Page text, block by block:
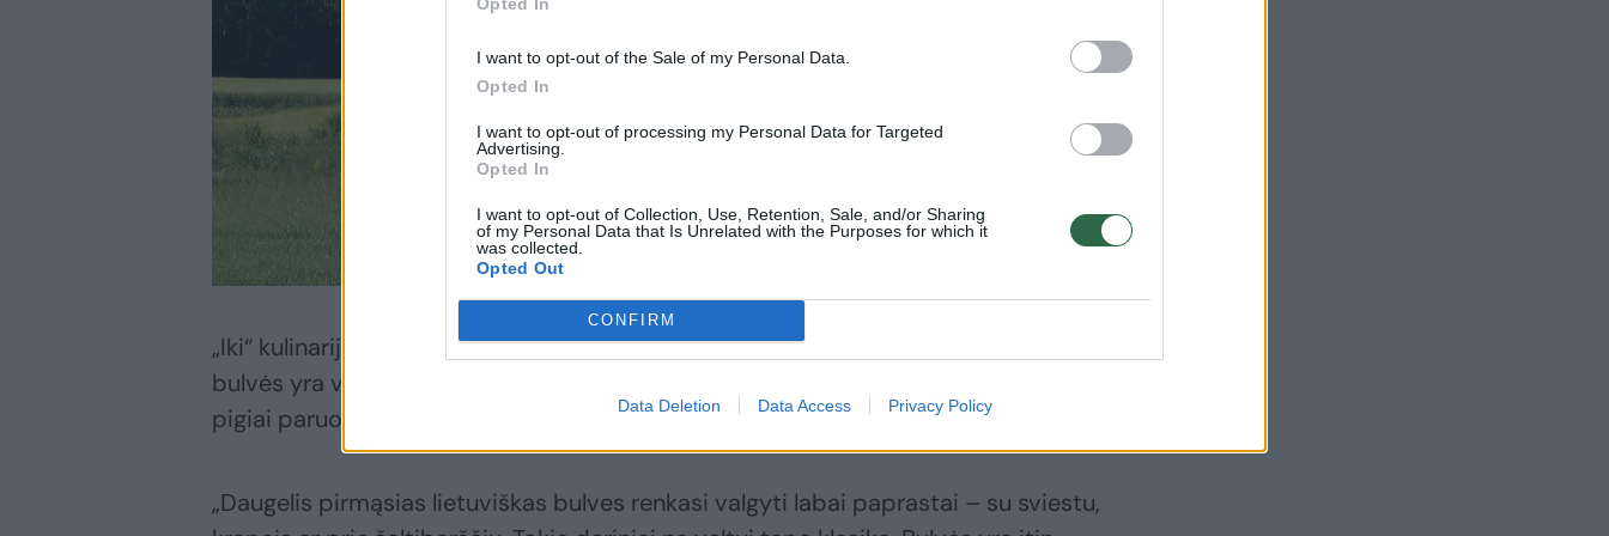
I want to opt-out of the Sale of my Personal Data.
Opted In
I want to opt-out of processing my Personal Data for Targeted
Advertising.
Opted In
I want to opt-out of Collection, Use, Retention, Sale, and/or Sharing
of my Personal Data that Is Unrelated with the Purposes for which it
was collected.
Opted Out
CONFIRM
Data Deletion Data Access Privacy Policy
„Iki“ kulinarijos šefė Jolita Tamoševičienė pastebi, kad šviežios ir kokybiškos
bulvės yra vienas universaliausių vasaros produktų, iš kurių galima greitai, skaniai ir
pigiai paruošti sotų patiekalą visai šeimai.
„Daugelis pirmąsias lietuviškas bulves renkasi valgyti labai paprastai – su sviestu,